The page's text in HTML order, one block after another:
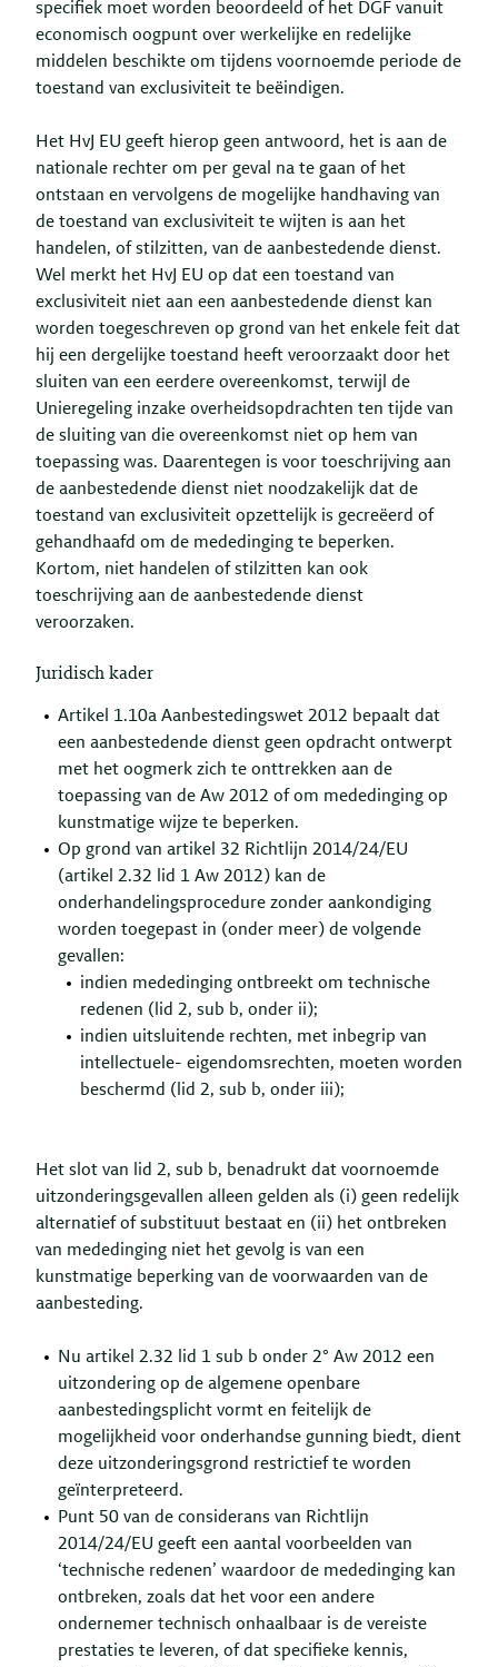
specifiek moet worden beoordeeld of het DGF vanuit
economisch oogpunt over werkelijke en redelijke
middelen beschikte om tijdens voornoemde periode de
toestand van exclusiviteit te beëindigen.
Het HvJ EU geeft hierop geen antwoord, het is aan de
nationale rechter om per geval na te gaan of het
ontstaan en vervolgens de mogelijke handhaving van
de toestand van exclusiviteit te wijten is aan het
handelen, of stilzitten, van de aanbestedende dienst.
Wel merkt het HvJ EU op dat een toestand van
exclusiviteit niet aan een aanbestedende dienst kan
worden toegeschreven op grond van het enkele feit dat
hij een dergelijke toestand heeft veroorzaakt door het
sluiten van een eerdere overeenkomst, terwijl de
Unieregeling inzake overheidsopdrachten ten tijde van
de sluiting van die overeenkomst niet op hem van
toepassing was. Daarentegen is voor toeschrijving aan
de aanbestedende dienst niet noodzakelijk dat de
toestand van exclusiviteit opzettelijk is gecreëerd of
gehandhaafd om de mededinging te beperken.
Kortom, niet handelen of stilzitten kan ook
toeschrijving aan de aanbestedende dienst
veroorzaken.
Juridisch kader
Artikel 1.10a Aanbestedingswet 2012 bepaalt dat
een aanbestedende dienst geen opdracht ontwerpt
met het oogmerk zich te onttrekken aan de
toepassing van de Aw 2012 of om mededinging op
kunstmatige wijze te beperken.
Op grond van artikel 32 Richtlijn 2014/24/EU
(artikel 2.32 lid 1 Aw 2012) kan de
onderhandelingsprocedure zonder aankondiging
worden toegepast in (onder meer) de volgende
gevallen:
indien mededinging ontbreekt om technische
redenen (lid 2, sub b, onder ii);
indien uitsluitende rechten, met inbegrip van
intellectuele- eigendomsrechten, moeten worden
beschermd (lid 2, sub b, onder iii);
Het slot van lid 2, sub b, benadrukt dat voornoemde
uitzonderingsgevallen alleen gelden als (i) geen redelijk
alternatief of substituut bestaat en (ii) het ontbreken
van mededinging niet het gevolg is van een
kunstmatige beperking van de voorwaarden van de
aanbesteding.
Nu artikel 2.32 lid 1 sub b onder 2° Aw 2012 een
uitzondering op de algemene openbare
aanbestedingsplicht vormt en feitelijk de
mogelijkheid voor onderhandse gunning biedt, dient
deze uitzonderingsgrond restrictief te worden
geïnterpreteerd.
Punt 50 van de considerans van Richtlijn
2014/24/EU geeft een aantal voorbeelden van
‘technische redenen’ waardoor de mededinging kan
ontbreken, zoals dat het voor een andere
ondernemer technisch onhaalbaar is de vereiste
prestaties te leveren, of dat specifieke kennis,